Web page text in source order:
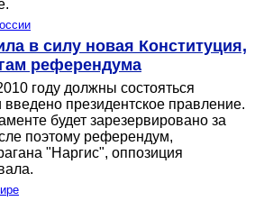
в силу новая Конституция,
референдума
году должны состояться
президентское правление.
будет зарезервировано за
поэтому референдум,
"Наргис", оппозиция